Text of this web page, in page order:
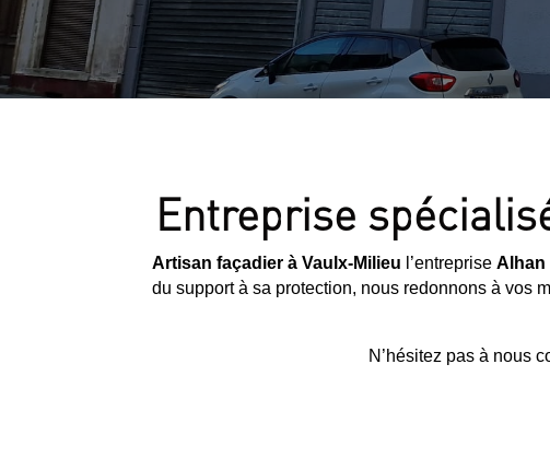
Entreprise
Artisan façadier à Vaulx-Milieu l’entreprise Alhan
du support à sa protection, nous redonnons à vos
N’hésitez pas à nous